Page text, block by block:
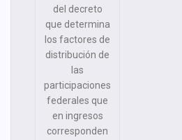
del decreto
que determina
los factores de
distribución de
las
participaciones
federales que
en ingresos
corresponden